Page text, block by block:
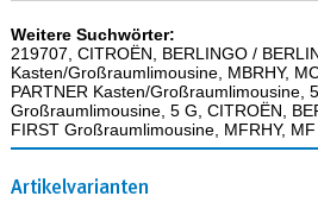
Weitere Suchwörter:
219707, CITROËN, BERLINGO /
Kasten/Großraumlimousine, MBRHY,
PARTNER Kasten/Großraumlimousine,
Großraumlimousine, 5 G, CITROËN,
FIRST Großraumlimousine, MFRHY,
Artikelvarianten